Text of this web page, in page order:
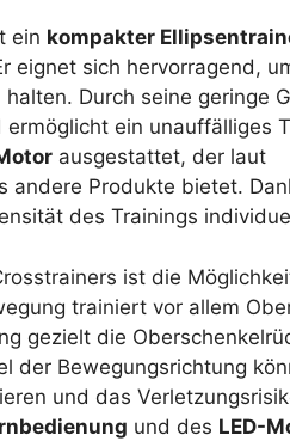
ein kompakter
eignet sich hervorragend,
Durch seine geringe
ein unauffälliges
ausgestattet, der laut
andere Produkte bietet.
des Trainings
ist die
trainiert vor allem
gezielt die
der Bewegungsrichtung
und das
und des LED-